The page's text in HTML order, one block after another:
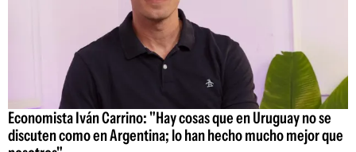
Economista Iván Carrino: "Hay cosas que en Uruguay no se
discuten como en Argentina; lo han hecho mucho mejor que